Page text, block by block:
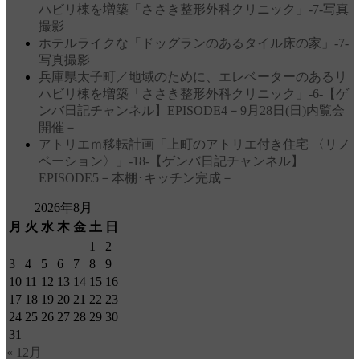
ハビリ棟を増築「ささき整形外科クリニック」‐7‐写真
撮影
ホテルライクな「ドッグランのあるタイル床の家」‐7‐
写真撮影
兵庫県太子町／地域のために、エレベーターのあるリ
ハビリ棟を増築「ささき整形外科クリニック」‐6‐【ゲ
ンバ日記チャンネル】EPISODE4－9月28日(日)内覧会
開催－
アトリエｍ移転計画「上町のアトリエ付き住宅 〈リノ
ベーション〉」‐18‐【ゲンバ日記チャンネル】
EPISODE5－本棚･キッチン完成－
2026年8月
月 火 水 木 金 土 日
1
2
3
4 5 6 7 8
9
10 11 12 13 14 15 16
17 18 19 20 21 22 23
24 25 26 27 28 29 30
31
« 12月